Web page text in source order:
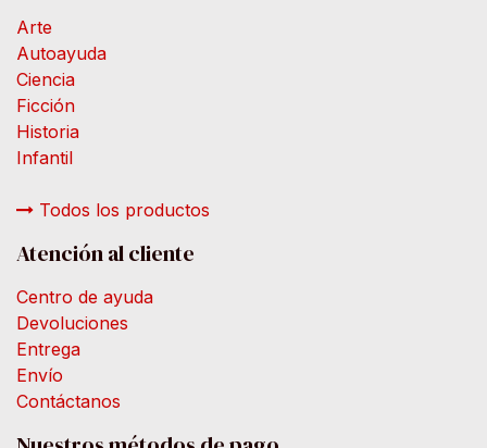
Arte
Autoayuda
Ciencia
Ficción
Historia
Infantil
Todos los productos
Atención al cliente
Centro de ayuda
Devoluciones
Entrega
Envío
Contáctanos